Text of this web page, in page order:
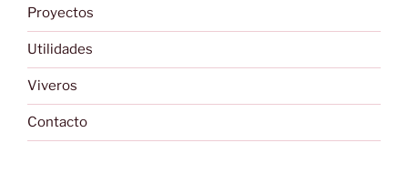
Proyectos
Utilidades
Viveros
Contacto